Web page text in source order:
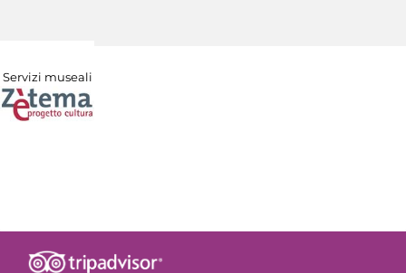
Servizi museali